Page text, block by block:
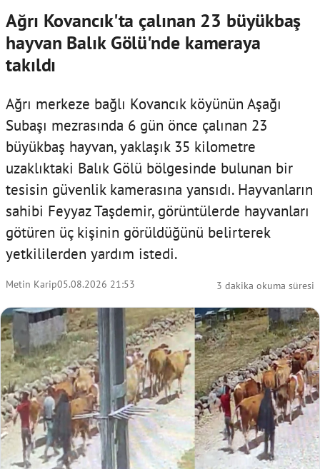
Ağrı Kovancık'ta çalınan 23 büyükbaş
hayvan Balık Gölü'nde kameraya
takıldı
Ağrı merkeze bağlı Kovancık köyünün Aşağı
Subaşı mezrasında 6 gün önce çalınan 23
büyükbaş hayvan, yaklaşık 35 kilometre
uzaklıktaki Balık Gölü bölgesinde bulunan bir
tesisin güvenlik kamerasına yansıdı. Hayvanların
sahibi Feyyaz Taşdemir, görüntülerde hayvanları
götüren üç kişinin görüldüğünü belirterek
yetkililerden yardım istedi.
Metin Karip05.08.2026 21:53 3 dakika okuma süresi